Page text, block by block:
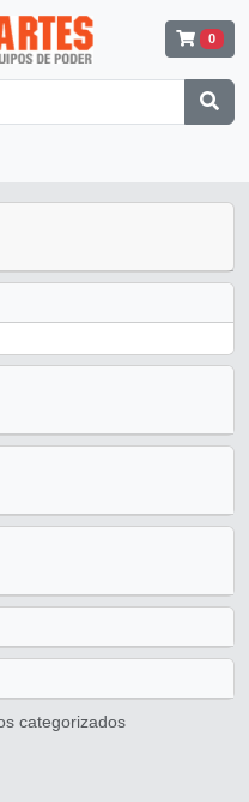
0
categorizados